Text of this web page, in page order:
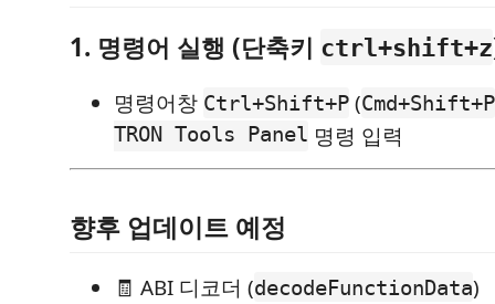
1. 명령어 실행 (단축키 ctrl+shift+z
명령어창 Ctrl+Shift+P (Cmd+Shift+P
TRON Tools Panel 명령 입력
향후 업데이트 예정
🧾 ABI 디코더 (decodeFunctionData)